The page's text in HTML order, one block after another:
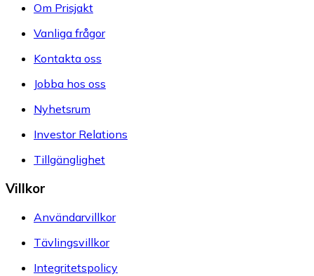
Om Prisjakt
Vanliga frågor
Kontakta oss
Jobba hos oss
Nyhetsrum
Investor Relations
Tillgänglighet
Villkor
Användarvillkor
Tävlingsvillkor
Integritetspolicy